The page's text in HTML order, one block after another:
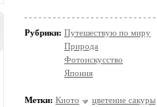
Рубрики: Путешествую по миру
Природа
Фотоискусство
Япония
Метки: Киото цветение сакуры